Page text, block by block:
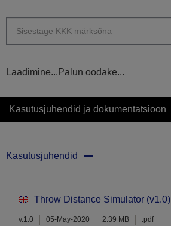
Laadimine...Palun oodake...
Kasutusjuhendid ja dokumentatsioon
Kasutusjuhendid
Throw Distance Simulator (v1.0)
v.1.0 05-May-2020 2.39 MB .pdf